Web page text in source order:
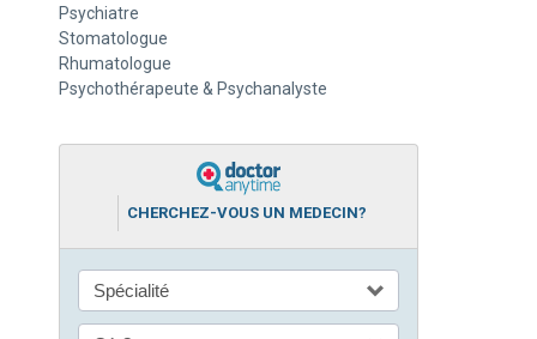
Psychiatre
Stomatologue
Rhumatologue
Psychothérapeute & Psychanalyste
CHERCHEZ-VOUS UN MEDECIN?